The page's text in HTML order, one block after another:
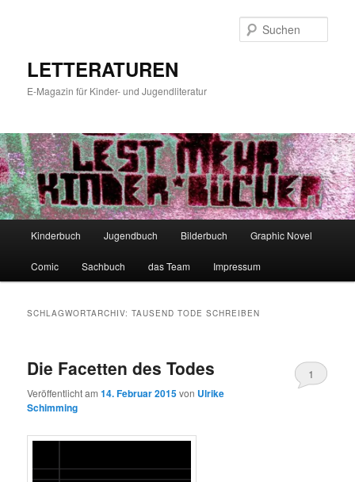
LETTERATUREN
E-Magazin für Kinder- und Jugendliteratur
Kinderbuch Jugendbuch Bilderbuch Graphic Novel
Comic Sachbuch das Team Impressum
SCHLAGWORTARCHIV:TAUSEND TODE SCHREIBEN
Die Facetten des Todes
Veröffentlicht am14. Februar 2015von Ulrike
Schimming
1